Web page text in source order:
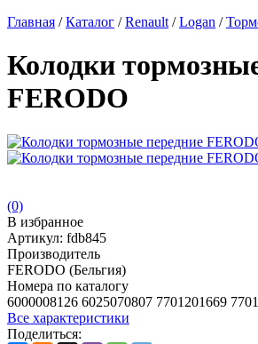
Главная / Каталог / Renault / Logan /
Колодки
FERODO
(0)
В избранное
Артикул: fdb845
Производитель
FERODO (Бельгия)
Номера по каталогу
6000008126 6025070807 7701201669
Все характеристики
Поделиться: